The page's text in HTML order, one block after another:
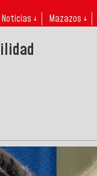
Noticias ↓ Mazazos ↓